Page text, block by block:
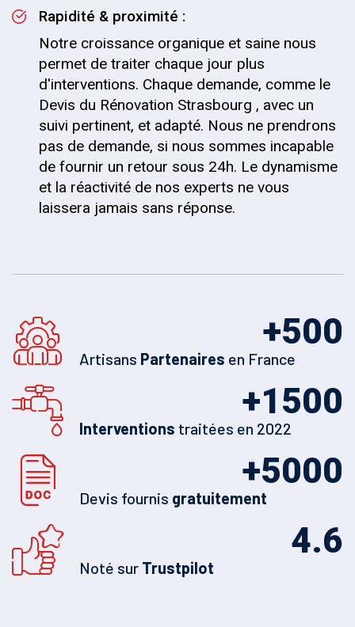
Rapidité & proximité :
Notre croissance organique et saine nous
permet de traiter chaque jour plus
d'interventions. Chaque demande, comme le
Devis du Rénovation Strasbourg , avec un
suivi pertinent, et adapté. Nous ne prendrons
pas de demande, si nous sommes incapable
de fournir un retour sous 24h. Le dynamisme
et la réactivité de nos experts ne vous
laissera jamais sans réponse.
500
+
Artisans Partenaires en France
1500
+
Interventions traitées en 2022
5000
+
Devis fournis gratuitement
4.6
Noté sur Trustpilot